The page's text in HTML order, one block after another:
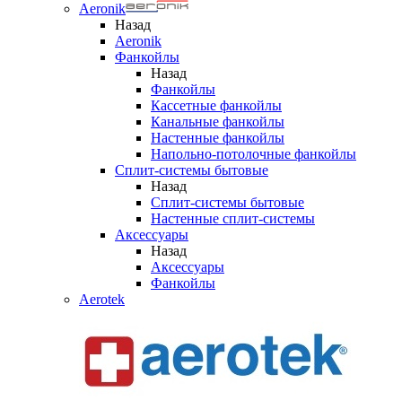
Aeronik
Назад
Aeronik
Фанкойлы
Назад
Фанкойлы
Кассетные фанкойлы
Канальные фанкойлы
Настенные фанкойлы
Напольно-потолочные фанкойлы
Сплит-системы бытовые
Назад
Сплит-системы бытовые
Настенные сплит-системы
Аксессуары
Назад
Аксессуары
Фанкойлы
Aerotek